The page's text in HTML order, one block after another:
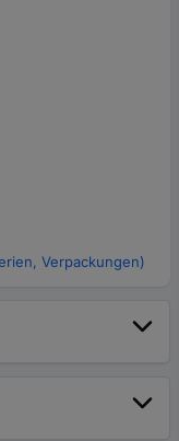
Verpackungen)